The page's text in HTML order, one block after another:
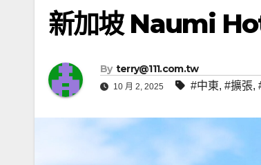
新加坡 Naumi
By terry@111.com.tw
10 月 2, 2025 #中東, #擴張,